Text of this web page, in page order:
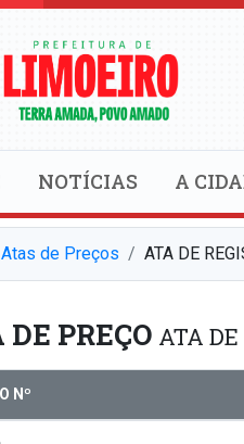
NOTÍCIAS A
Atas de Preços ATA DE
DE PREÇO ATA
Nº